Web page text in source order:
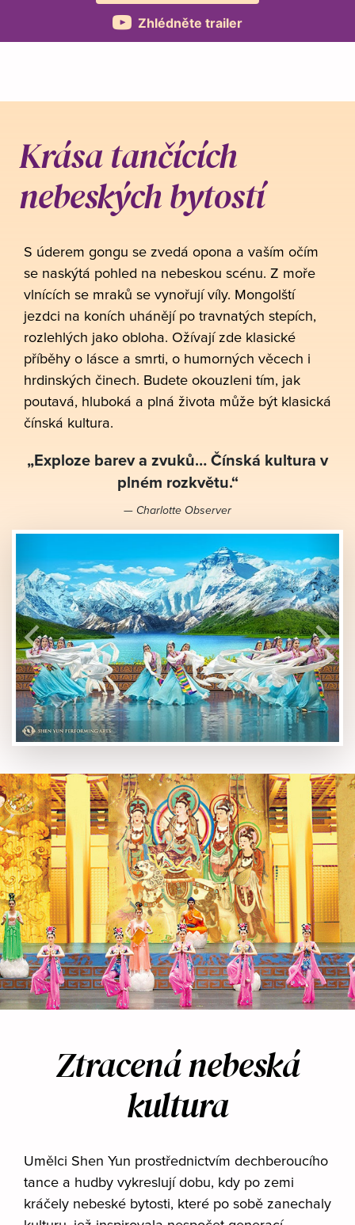
Zhlédněte trailer
Krása tančících
nebeských bytostí
S úderem gongu se zvedá opona a vaším očím
se naskýtá pohled na nebeskou scénu. Z moře
vlnících se mraků se vynořují víly. Mongolští
jezdci na koních uhánějí po travnatých stepích,
rozlehlých jako obloha. Ožívají zde klasické
příběhy o lásce a smrti, o humorných věcech i
hrdinských činech. Budete okouzleni tím, jak
poutavá, hluboká a plná života může být klasická
čínská kultura.
„Exploze barev a zvuků… Čínská kultura v
plném rozkvětu.“
— Charlotte Observer
Ztracená nebeská
kultura
Umělci Shen Yun prostřednictvím dechberoucího
tance a hudby vykreslují dobu, kdy po zemi
kráčely nebeské bytosti, které po sobě zanechaly